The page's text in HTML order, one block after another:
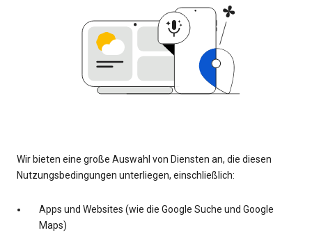
Wir bieten eine große Auswahl von Diensten an, die diesen
Nutzungsbedingungen unterliegen, einschließlich:
Apps und Websites (wie die Google Suche und Google
Maps)